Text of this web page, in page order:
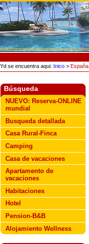
Yd se encuentra aqui: Inico > España
Búsqueda
NUEVO: Reserva-ONLINE
mundial
Busqueda detallada
Casa Rural-Finca
Camping
Casa de vacaciones
Apartamento de
vacaciones
Habitaciones
Hotel
Pension-B&B
Alojamiento Wellness